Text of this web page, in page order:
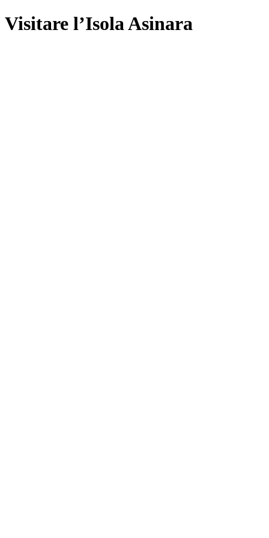
Visitare l’Isola Asinara